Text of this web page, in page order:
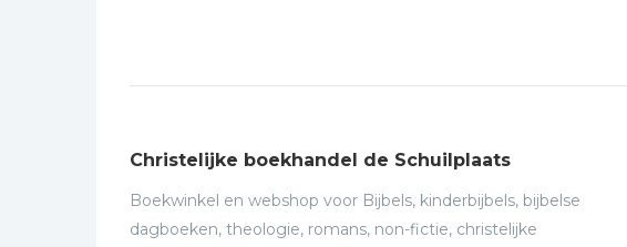
Christelijke boekhandel de Schuilplaats
Boekwinkel en webshop voor Bijbels, kinderbijbels, bijbelse
dagboeken, theologie, romans, non-fictie, christelijke